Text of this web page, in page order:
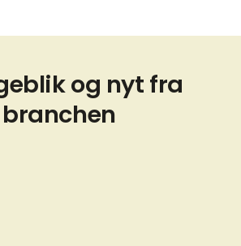
og nyt fra
branchen